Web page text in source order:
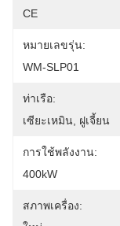
CE
หมายเลขรุ่น:
WM-SLP01
ท่าเรือ:
เซียะเหมิน, ฝูเจี้ยน
การใช้พลังงาน:
400kW
สภาพเครื่อง: